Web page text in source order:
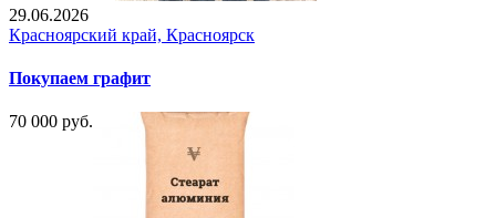
29.06.2026
Красноярский край, Красноярск
Покупаем графит
70 000 руб.